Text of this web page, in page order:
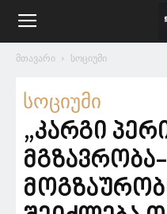
მთავარი სოციუმი
სოციუმი
„კარგი
მგზავრობა-